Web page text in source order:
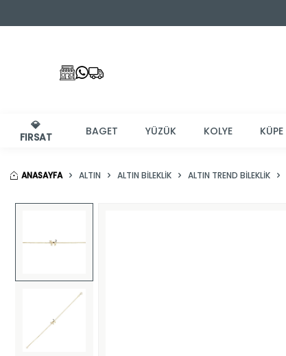
💎
FIRSAT
BAGET YÜZÜK KOLYE KÜPE
ANASAYFA ALTIN ALTIN BILEKLIK ALTIN TREND BILEKLIK